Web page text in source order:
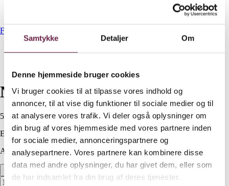
Samtykke Detaljer Om
Denne hjemmeside bruger cookies
Vi bruger cookies til at tilpasse vores indhold og
annoncer, til at vise dig funktioner til sociale medier og til
at analysere vores trafik. Vi deler også oplysninger om
din brug af vores hjemmeside med vores partnere inden
for sociale medier, annonceringspartnere og
analysepartnere. Vores partnere kan kombinere disse
data med andre oplysninger, du har givet dem, eller som
de har indsamlet fra din brug af deres tjenester.
Forside
Nordic sense trådløs pletfjerner
560,00DKK
Ekskl. moms
Available on backorder
Nordic sense trådløs pletfjerner antal